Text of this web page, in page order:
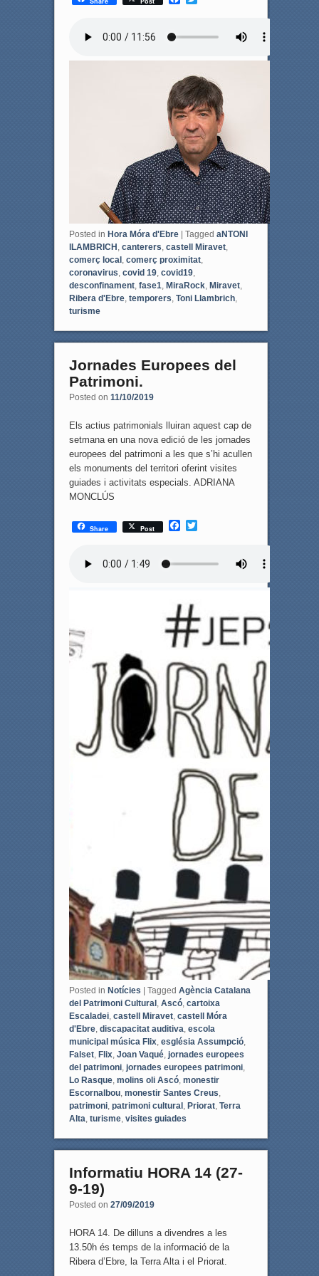
k
Posted in Hora Móra d'Ebre Tagged aNTONI
lLAMBRICH , canterers, castell Miravet,
comerç local , comerç proximitat,
coronavirus, covid 19, covid19,
desconfinament, fase1, MiraRock, Miravet,
Ribera d'Ebre, temporers, Toni Llambrich,
turisme
Jornades Europees del
Patrimoni.
Posted on 11/10/2019
Els actius patrimonials lluiran aquest cap de
setmana en una nova edició de les jornades
europees del patrimoni a les que s’hi acullen
els monuments del territori oferint visites
guiades i activitats especials. ADRIANA
MONCLÚS
Share Post
F
k
T
Posted in Notícies Tagged Agència Catalana
del Patrimoni Cultural , Ascó, cartoixa
Escaladei, castell Miravet, castell Móra
d'Ebre, discapacitat auditiva, escola
municipal música Flix, església Assumpció,
Falset, Flix, Joan Vaqué, jornades europees
del patrimoni, jornades europees patrimoni,
Lo Rasque, molins oli Ascó, monestir
Escornalbou, monestir Santes Creus,
patrimoni, patrimoni cultural , Priorat, Terra
Alta, turisme, visites guiades
Informatiu HORA 14 (27-
9-19)
Posted on 27/09/2019
HORA 14. De dilluns a divendres a les
13.50h és temps de la informació de la
Ribera d’Ebre, la Terra Alta i el Priorat.